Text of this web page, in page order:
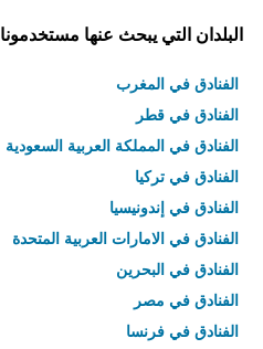
البلدان التي يبحث عنها مستخدمونا
الفنادق في المغرب
الفنادق في قطر
الفنادق في المملكة العربية السعودية
الفنادق في تركيا
الفنادق في إندونيسيا
الفنادق في الامارات العربية المتحدة
الفنادق في البحرين
الفنادق في مصر
الفنادق في فرنسا